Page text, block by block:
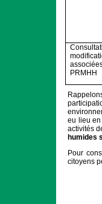
PRMHH
eu lieu
activités
humides
Pour
citoyens